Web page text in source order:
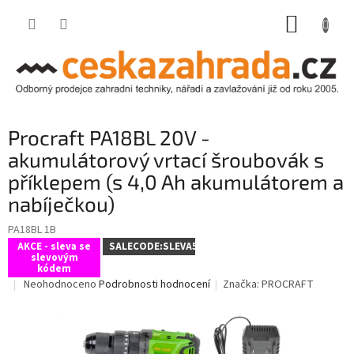
Procraft PA18BL 20V -
akumulátorový vrtací šroubovák s
příklepem (s 4,0 Ah akumulátorem a
nabíječkou)
PA18BL 1B
AKCE - sleva se
slevovým
kódem
SALECODE:SLEVA5:5:%
Průměrné
Neohodnoceno Podrobnosti hodnocení Značka:PROCRAFT